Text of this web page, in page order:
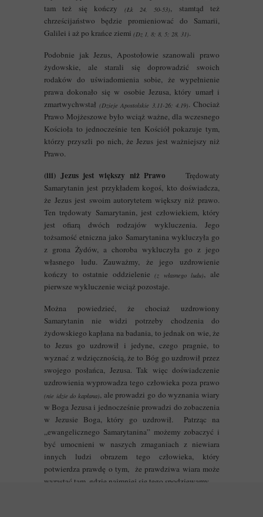
tam też się kończy
(Łk 24, 50-53), stamtąd też
chrześcijaństwo będzie promieniować do Samarii,
Galilei i aż po krańce ziemi (Dz 1, 8; 8, 5; 28, 31).
Podobnie jak Jezus, Apostołowie szanowali prawo
żydowskie, ale starali się doprowadzić swoich
rodaków do uświadomienia sobie, że wypełnienie
prawa dokonało się w osobie Jezusa, który umarł i
zmartwychwstał (Dzieje Apostolskie 3.11-26; 4.19). Chociaż
Prawo Mojżeszowe było wciąż ważne, dla wczesnego
Kościoła to jednocześnie ten Kościół pokazuje tym,
którzy przyszli po nich, że Jezus jest ważniejszy niż
Prawo.
(iii) Jezus jest większy niż Prawo Trędowaty
Samarytanin jest przykładem kogoś, kto doświadcza,
że Jezus jest swoim autorytetem większy niż prawo.
Ten trędowaty Samarytanin, jest człowiekiem, który
jest ofiarą dwóch rodzajów wykluczenia. Jego
tożsamość etniczna jako Samarytanina wykluczyła go
z grona Żydów, a choroba wykluczyła go z jego
własnego ludu. Zauważmy, że jego uzdrowienie
kończy to ostatnie oddzielenie(z własnego ludu), ale
pierwsze wykluczenie wciąż pozostaje.
Można powiedzieć, że chociaż uzdrowiony
Samarytanin nie widzi potrzeby chodzenia do
żydowskiego kapłana na badania, to jednak on wie, że
to Jezus go uzdrowił i jedyne, czego pragnie, to
wyznać z wdzięcznością, że to Bóg go uzdrowił przez
swojego posłańca, Jezusa. Tak więc doświadczenie
uzdrowienia wyprowadza tego człowieka poza prawo
(nie idzie do kapłana), ale prowadzi go do wyznania wiary
w Boga Jezusa i jednocześnie prowadzi do zobaczenia
w Jezusie Boga, który go uzdrowił. Patrząc na
„ewangelicznego Samarytanina” możemy zobaczyć i
być umocnieni w naszych zmaganiach z niewiara
innych ludzi obrazem tego człowieka, który
potwierdza prawdę o tym, że prawdziwa wiara może
wyrastać tam, gdzie najmniej się tego spodziewamy.